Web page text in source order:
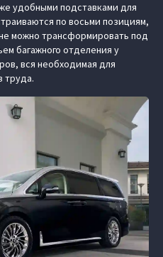
удобными подставками для
по восьми позициям,
можно трансформировать под
багажного отделения у
вся необходимая для
труда.